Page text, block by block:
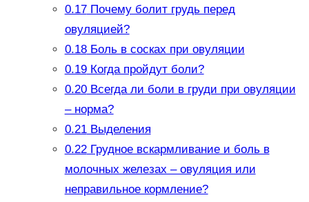
0.17Почему болит грудь перед
овуляцией?
0.18Боль в сосках при овуляции
0.19Когда пройдут боли?
0.20Всегда ли боли в груди при овуляции
– норма?
0.21Выделения
0.22Грудное вскармливание и боль в
молочных железах – овуляция или
неправильное кормление?